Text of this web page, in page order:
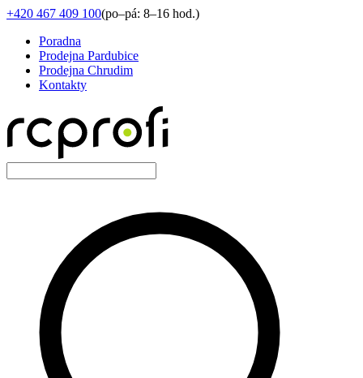
+420 467 409 100(po–pá: 8–16 hod.)
Poradna
Prodejna Pardubice
Prodejna Chrudim
Kontakty